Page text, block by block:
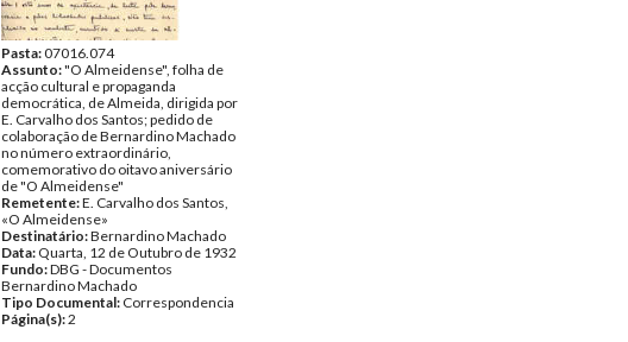
Pasta:07016.074
Assunto:"O Almeidense", folha de
acção cultural e propaganda
democrática, de Almeida, dirigida por
E. Carvalho dos Santos; pedido de
colaboração de Bernardino Machado
no número extraordinário,
comemorativo do oitavo aniversário
de "O Almeidense"
Remetente:E. Carvalho dos Santos,
«O Almeidense»
Destinatário:Bernardino Machado
Data: Quarta, 12 de Outubro de 1932
Fundo:DBG - Documentos
Bernardino Machado
Tipo Documental: Correspondencia
Página(s):2